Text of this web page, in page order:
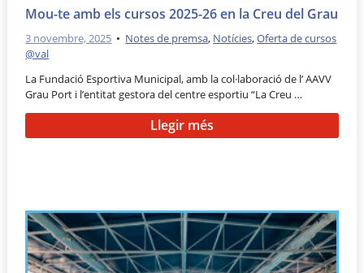
Mou-te amb els cursos 2025-26 en la Creu del Grau
3 novembre, 2025 • Notes de premsa, Notícies,Oferta de cursos
@val
La Fundació Esportiva Municipal, amb la col·laboració de l’ AAVV
Grau Port i l’entitat gestora del centre esportiu “La Creu …
Llegir més